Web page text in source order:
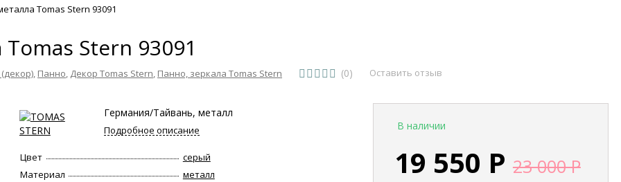
Tomas Stern 93091
Stern 93091
Панно Декор Tomas Stern Панно, зеркала Tomas Stern (0) Оставить отзыв
В наличии
19 550 Р 23 000Р
Германия/Тайвань, металл
Подробное описание
Цвет
серый
Материал
металл